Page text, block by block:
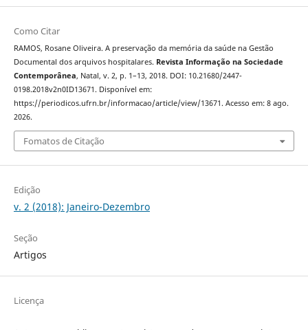
Como Citar
RAMOS, Rosane Oliveira. A preservação da memória da saúde na Gestão
Documental dos arquivos hospitalares. Revista Informação na Sociedade
Contemporânea, Natal, v. 2, p. 1–13, 2018. DOI: 10.21680/2447-
0198.2018v2n0ID13671. Disponível em:
https://periodicos.ufrn.br/informacao/article/view/13671. Acesso em: 8 ago.
2026.
Fomatos de Citação
Edição
v. 2 (2018): Janeiro-Dezembro
Seção
Artigos
Licença